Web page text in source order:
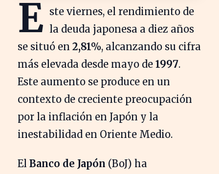
E ste viernes, el rendimiento de
la deuda japonesa a diez años
se situó en 2,81%, alcanzando su cifra
más elevada desde mayo de 1997.
Este aumento se produce en un
contexto de creciente preocupación
por la inflación en Japón y la
inestabilidad en Oriente Medio.
El Banco de Japón (BoJ) ha